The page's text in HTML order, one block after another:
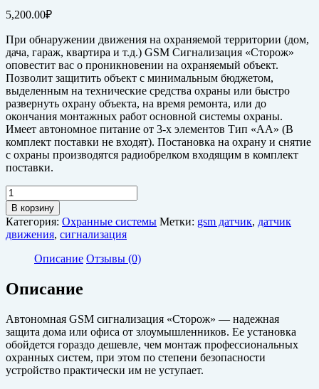
5,200.00₽
При обнаружении движения на охраняемой территории (дом,
дача, гараж, квартира и т.д.) GSM Сигнализация «Сторож»
оповестит вас о проникновении на охраняемый объект.
Позволит защитить объект с минимальным бюджетом,
выделенным на технические средства охраны или быстро
развернуть охрану объекта, на время ремонта, или до
окончания монтажных работ основной системы охраны.
Имеет автономное питание от 3-х элементов Тип «АА» (В
комплект поставки не входят). Постановка на охрану и снятие
с охраны производятся радиобрелком входящим в комплект
поставки.
Количество
товара
Автономная
GSM
Сигнализация
"Сторож"
В корзину
Категория: Охранные системы Метки: gsm датчик, датчик
движения, сигнализация
Описание Отзывы (0)
Описание
Автономная GSM сигнализация «Сторож» — надежная
защита дома или офиса от злоумышленников. Ее установка
обойдется гораздо дешевле, чем монтаж профессиональных
охранных систем, при этом по степени безопасности
устройство практически им не уступает.